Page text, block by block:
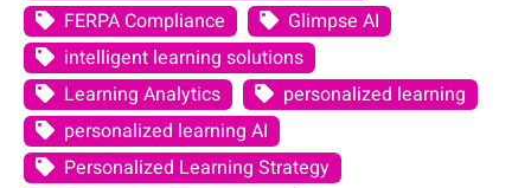
FERPA Compliance
Glimpse AI
intelligent learning solutions
Learning Analytics
personalized learning
personalized learning AI
Personalized Learning Strategy